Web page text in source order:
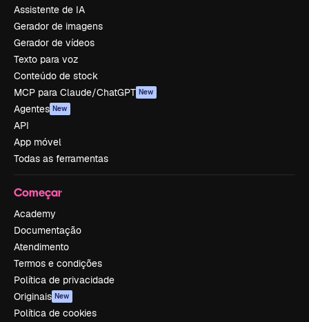
Assistente de IA
Gerador de imagens
Gerador de vídeos
Texto para voz
Conteúdo de stock
MCP para Claude/ChatGPT New
Agentes New
API
App móvel
Todas as ferramentas
Começar
Academy
Documentação
Atendimento
Termos e condições
Política de privacidade
Originais New
Política de cookies